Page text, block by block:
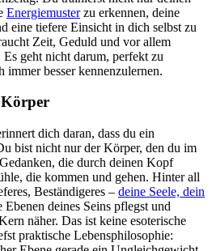
Energiemusterzu erkennen, deine
eine tiefere Einsicht in dich selbst zu
Zeit, Geduld und vor allem
geht nicht darum, perfekt zu
immer besser kennenzulernen.
dich daran, dass du ein
bist nicht nur der Körper, den du im
die durch deinen Kopf
die kommen und gehen. Hinter all
Beständigeres – deine Seele, dein
Ebenen deines Seins pflegst und
näher. Das ist keine esoterische
praktische Lebensphilosophie: